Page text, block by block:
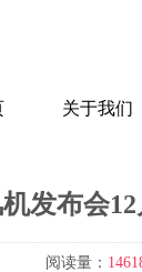
关于我们
发布会
阅读量：